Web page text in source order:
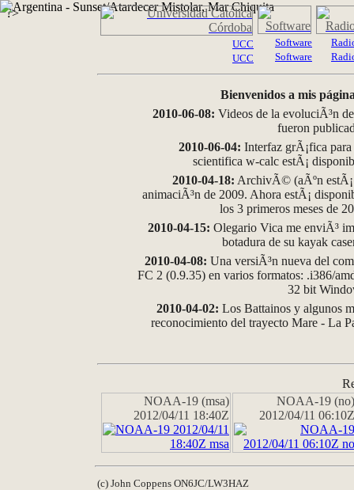
?>
UCC
UCC
Software
Software
Bienvenidos a mis
2010-06-08: Videos de la evoluciÃ³n
fueron
2010-06-04: Interfaz grÃ¡fica
scientifica w-calc estÃ¡
2010-04-18: ArchivÃ© (aÃºn
animaciÃ³n de 2009. Ahora estÃ¡
los 3 primeros meses de
2010-04-15: Olegario Vica me enviÃ³
botadura de su kayak
2010-04-08: Una versiÃ³n nueva del
FC 2 (0.9.35) en varios formatos: .i386/
32 bit
2010-04-02: Los Battainos y algunos
reconocimiento del trayecto Mare - La
NOAA-19 (msa)
2012/04/11 18:40Z
NOAA-19 (no)
2012/04/11 06:10Z
(c) John Coppens ON6JC/LW3HAZ